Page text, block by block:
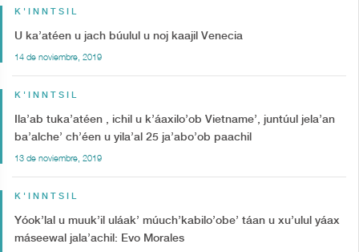
K'INNTSIL
U ka’atéen u jach búulul u noj kaajil Venecia
14 de noviembre, 2019
K'INNTSIL
Ila’ab tuka’atéen , ichil u k’áaxilo’ob Vietname’, juntúul jela’an
ba’alche’ ch’éen u yila’al 25 ja’abo’ob paachil
13 de noviembre, 2019
K'INNTSIL
Yóok’lal u muuk’il uláak’ múuch’kabilo’obe’ táan u xu’ulul yáax
máseewal jala’achil: Evo Morales